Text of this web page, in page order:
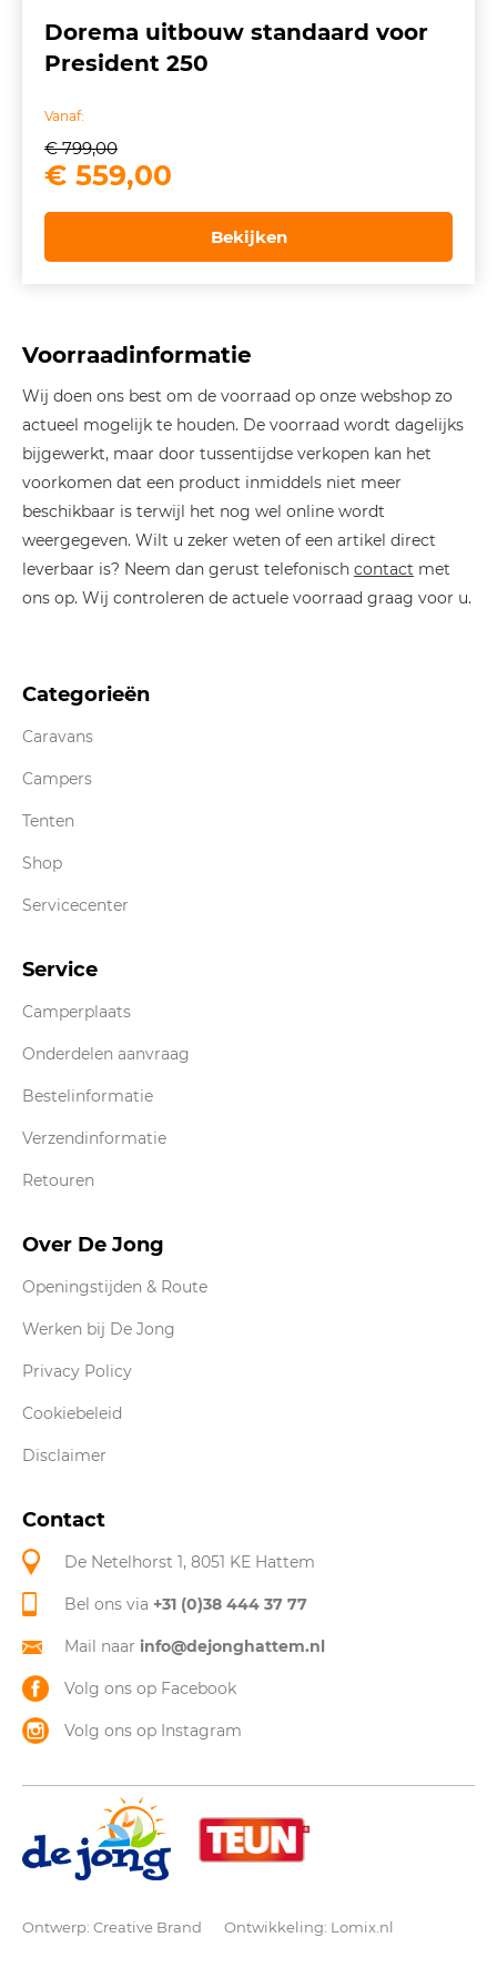
Dorema uitbouw standaard voor
President 250
Vanaf:
€799,00
Oorspronkelijke
€ 799,00.
€ 559,00
€ 559,00.
Bekijken
Voorraadinformatie
Wij doen ons best om de voorraad op onze webshop zo
actueel mogelijk te houden. De voorraad wordt dagelijks
bijgewerkt, maar door tussentijdse verkopen kan het
voorkomen dat een product inmiddels niet meer
beschikbaar is terwijl het nog wel online wordt
weergegeven. Wilt u zeker weten of een artikel direct
leverbaar is? Neem dan gerust telefonisch contact met
ons op. Wij controleren de actuele voorraad graag voor u.
Categorieën
Caravans
Campers
Tenten
Shop
Servicecenter
Service
Camperplaats
Onderdelen aanvraag
Bestelinformatie
Verzendinformatie
Retouren
Over De Jong
Openingstijden & Route
Werken bij De Jong
Privacy Policy
Cookiebeleid
Disclaimer
Contact
De Netelhorst 1, 8051 KE Hattem
Bel ons via +31 (0)38 444 37 77
Mail naar info@dejonghattem.nl
Volg ons op Facebook
Volg ons op Instagram
Ontwerp: Creative Brand Ontwikkeling: Lomix.nl